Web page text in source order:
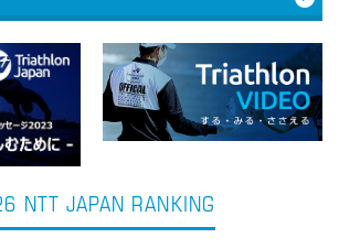
NTT JAPAN RANKING